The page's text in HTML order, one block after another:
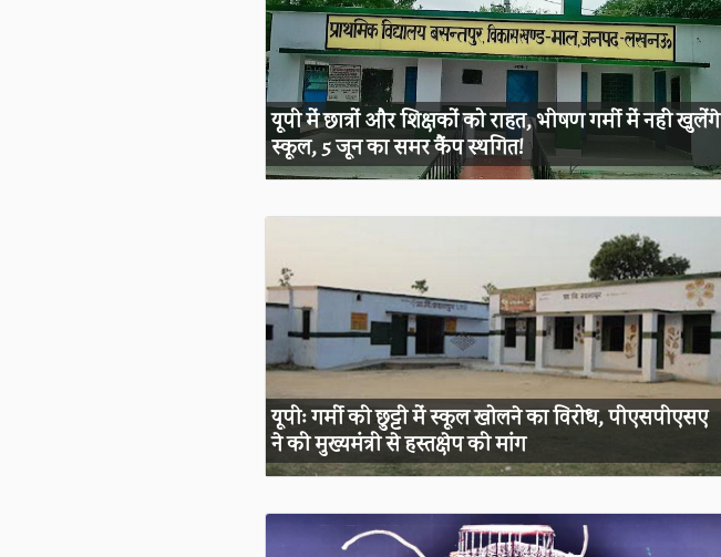
यूपी में छात्रों और शिक्षकों को राहत, भीषण गर्मी में नहीं खुलेंगे
स्कूल, 5 जून का समर कैंप स्थगित!
यूपीः गर्मी की छुट्टी में स्कूल खोलने का विरोध, पीएसपीएसए
ने की मुख्यमंत्री से हस्तक्षेप की मांग